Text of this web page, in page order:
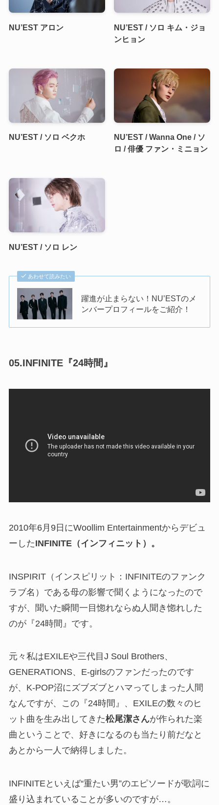
NU’EST アロン
NU’EST / ソロ キム・ジョ
ンヒョン
NU’EST / ソロ ベクホ
NU’EST / Wanna One / ソ
ロ / 俳優 ファン・ミニョン
NU’EST / ソロ レン
あわせて読みたい
躍進が止まらない！NU’ESTのメ
ンバープロフィールをご紹介！
05.INFINITE『24時間』
2010年6月9日にWoollim Entertainmentからデビュ
ーしたINFINITE（インフィニット）。
INSPIRIT（インスピリット：INFINITEのファンク
ラブ名）である母の影響で聞くようになったので
すが、聞いた瞬間一目惚れならぬ人聞き惚れした
のが『24時間』です。
元々私はEXILEや三代目J Soul Brothers、
GENERATIONS、E-girlsのファンだったのです
が、K-POP沼にズブズブとハマってしまった人間
なんですが、この『24時間』、EXILEの数々のヒ
ット曲を生み出してきた松尾潔さんが作られた楽
曲ということで、好きになるのも当たり前だなと
あとから一人で納得しました。
INFINITEといえば“重たい男”のエピソードが歌詞に
盛り込まれていることが多いのですが…。